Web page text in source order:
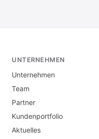
UNTERNEHMEN
Unternehmen
Team
Partner
Kundenportfolio
Aktuelles